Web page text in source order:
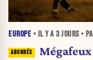
EUROPE • IL Y A 3 JOURS•